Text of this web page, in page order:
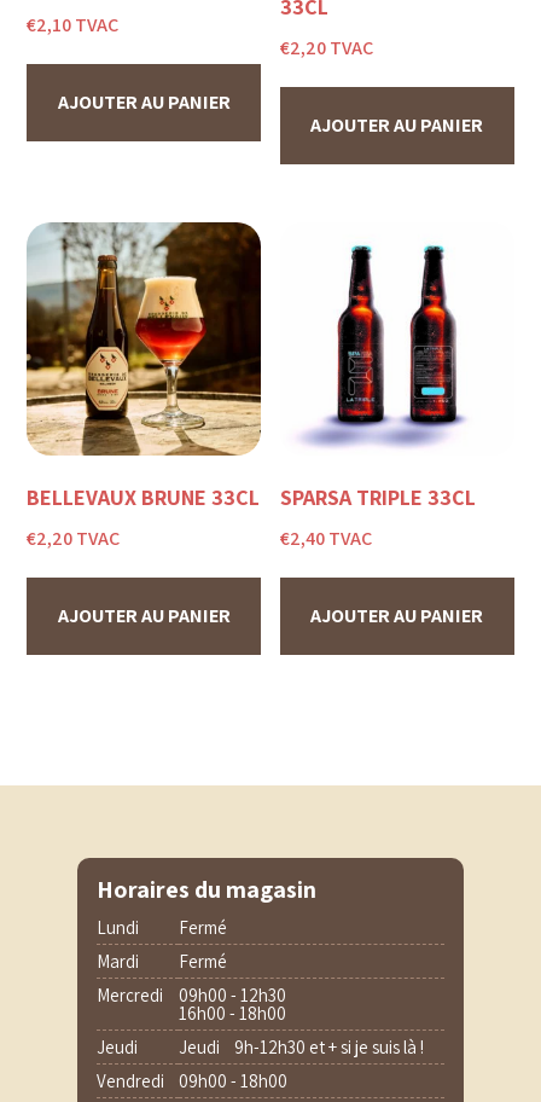
€2,10TVAC
AJOUTER AU PANIER
33CL
€2,20TVAC
AJOUTER AU PANIER
BELLEVAUX BRUNE 33CL
€2,20TVAC
AJOUTER AU PANIER
SPARSA TRIPLE 33CL
€2,40TVAC
AJOUTER AU PANIER
Horaires du magasin
Lundi
Fermé
Mardi
Fermé
Mercredi
09h00 - 12h30
16h00 - 18h00
Jeudi
Jeudi 9h-12h30 et + si je suis là !
Vendredi
09h00 - 18h00